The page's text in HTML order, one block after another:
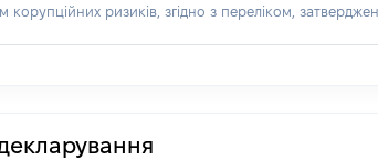
ризиків, згідно з переліком,